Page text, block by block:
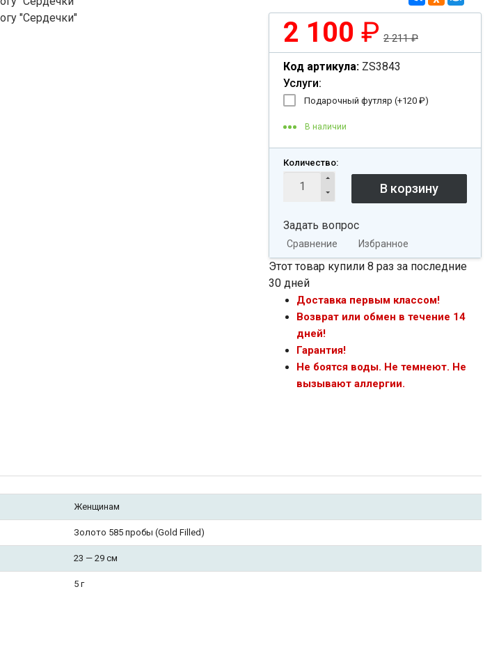
2 100 ₽ 2 211₽
Код артикула: ZS3843
Услуги:
Подарочный футляр (+120 ₽)
В наличии
Количество:
Задать вопрос
Сравнение Избранное
Этот товар купили 8 раз за последние
30 дней
Доставка первым классом!
Возврат или обмен в течение 14
дней!
Гарантия!
Не боятся воды. Не темнеют. Не
вызывают аллергии.
Женщинам
Золото 585 пробы (Gold Filled)
23 — 29 см
5 г